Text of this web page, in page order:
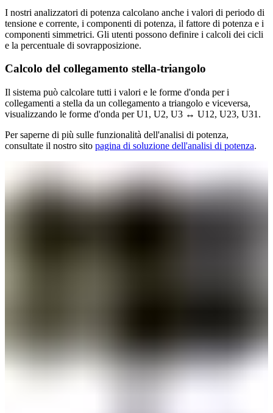
I nostri analizzatori di potenza calcolano anche i valori di periodo di
tensione e corrente, i componenti di potenza, il fattore di potenza e i
componenti simmetrici. Gli utenti possono definire i calcoli dei cicli
e la percentuale di sovrapposizione.
Calcolo del collegamento stella-triangolo
Il sistema può calcolare tutti i valori e le forme d'onda per i
collegamenti a stella da un collegamento a triangolo e viceversa,
visualizzando le forme d'onda per U1, U2, U3 ↔ U12, U23, U31.
Per saperne di più sulle funzionalità dell'analisi di potenza,
consultate il nostro sito pagina di soluzione dell'analisi di potenza.